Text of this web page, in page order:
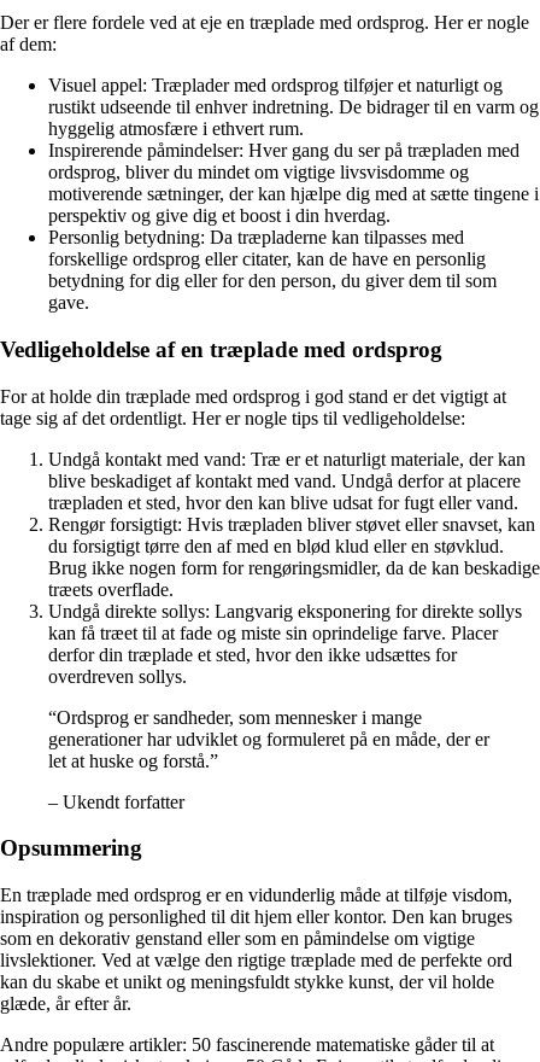
Der er flere fordele ved at eje en træplade med ordsprog. Her er nogle
af dem:
Visuel appel: Træplader med ordsprog tilføjer et naturligt og
rustikt udseende til enhver indretning. De bidrager til en varm og
hyggelig atmosfære i ethvert rum.
Inspirerende påmindelser: Hver gang du ser på træpladen med
ordsprog, bliver du mindet om vigtige livsvisdomme og
motiverende sætninger, der kan hjælpe dig med at sætte tingene i
perspektiv og give dig et boost i din hverdag.
Personlig betydning: Da træpladerne kan tilpasses med
forskellige ordsprog eller citater, kan de have en personlig
betydning for dig eller for den person, du giver dem til som
gave.
Vedligeholdelse af en træplade med ordsprog
For at holde din træplade med ordsprog i god stand er det vigtigt at
tage sig af det ordentligt. Her er nogle tips til vedligeholdelse:
Undgå kontakt med vand: Træ er et naturligt materiale, der kan
blive beskadiget af kontakt med vand. Undgå derfor at placere
træpladen et sted, hvor den kan blive udsat for fugt eller vand.
Rengør forsigtigt: Hvis træpladen bliver støvet eller snavset, kan
du forsigtigt tørre den af med en blød klud eller en støvklud.
Brug ikke nogen form for rengøringsmidler, da de kan beskadige
træets overflade.
Undgå direkte sollys: Langvarig eksponering for direkte sollys
kan få træet til at fade og miste sin oprindelige farve. Placer
derfor din træplade et sted, hvor den ikke udsættes for
overdreven sollys.
“Ordsprog er sandheder, som mennesker i mange
generationer har udviklet og formuleret på en måde, der er
let at huske og forstå.”
– Ukendt forfatter
Opsummering
En træplade med ordsprog er en vidunderlig måde at tilføje visdom,
inspiration og personlighed til dit hjem eller kontor. Den kan bruges
som en dekorativ genstand eller som en påmindelse om vigtige
livslektioner. Ved at vælge den rigtige træplade med de perfekte ord
kan du skabe et unikt og meningsfuldt stykke kunst, der vil holde
glæde, år efter år.
Andre populære artikler: 50 fascinerende matematiske gåder til at